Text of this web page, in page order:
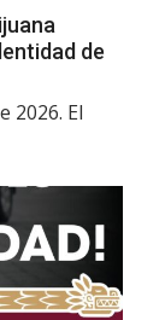
de
2026. El